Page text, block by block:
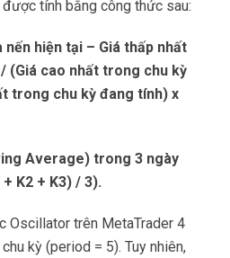
được tính bằng công thức sau:
nến hiện tại – Giá thấp nhất
(Giá cao nhất trong chu kỳ
trong chu kỳ đang tính) x
Average) trong 3 ngày
K2 + K3) / 3).
Oscillator trên MetaTrader 4
kỳ (period = 5). Tuy nhiên,